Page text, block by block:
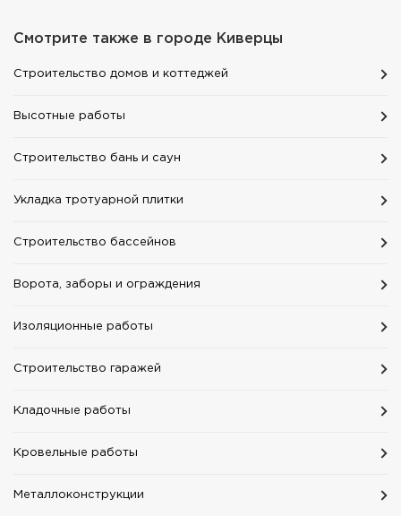
Смотрите также в городе Киверцы
Строительство домов и коттеджей
Высотные работы
Строительство бань и саун
Укладка тротуарной плитки
Строительство бассейнов
Ворота, заборы и ограждения
Изоляционные работы
Строительство гаражей
Кладочные работы
Кровельные работы
Mеталлоконструкции